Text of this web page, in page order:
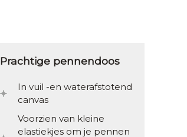
Prachtige pennendoos
In vuil -en waterafstotend
canvas
Voorzien van kleine
elastiekjes om je pennen